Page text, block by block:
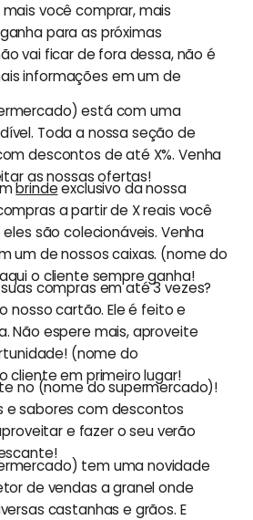
você comprar, mais
para as próximas
vai ficar de fora dessa, não é
informações em um de
está com uma
Toda a nossa seção de
descontos de até X%. Venha
as nossas ofertas!
brindeexclusivo da nossa
a partir de X reais você
são colecionáveis. Venha
um de nossos caixas. (nome do
o cliente sempre ganha!
compras em até 3 vezes?
nosso cartão. Ele é feito e
Não espere mais, aproveite
(nome do
cliente em primeiro lugar!
no (nome do supermercado)!
e sabores com descontos
e fazer o seu verão
tem uma novidade
de vendas a granel onde
castanhas e grãos. E